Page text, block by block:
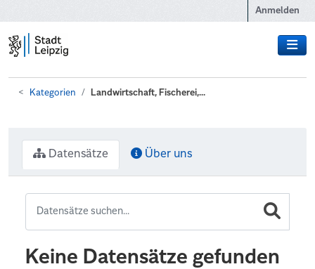
Anmelden
Kategorien Landwirtschaft, Fischerei,...
Datensätze Über uns
Keine Datensätze gefunden